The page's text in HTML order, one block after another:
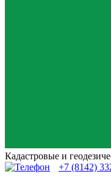
Кадастровые и
+7 (8142)